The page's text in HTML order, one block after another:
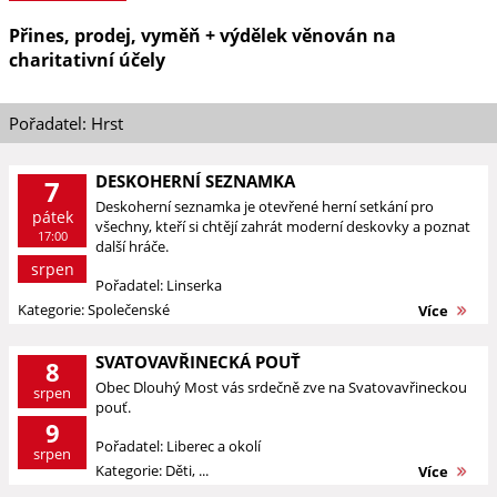
Přines, prodej, vyměň + výdělek věnován na
charitativní účely
Pořadatel: Hrst
7
pátek
17:00
srpen
DESKOHERNÍ SEZNAMKA
Deskoherní seznamka je otevřené herní setkání pro
všechny, kteří si chtějí zahrát moderní deskovky a poznat
další hráče.
Pořadatel: Linserka
Kategorie: Společenské
Více
8
srpen
9
srpen
SVATOVAVŘINECKÁ POUŤ
Obec Dlouhý Most vás srdečně zve na Svatovavřineckou
pouť.
Pořadatel: Liberec a okolí
Kategorie: Děti, ...
Více